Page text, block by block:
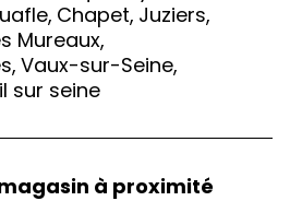
, Chapet, Juziers,
Mureaux,
, Vaux-sur-Seine,
sur seine
à proximité